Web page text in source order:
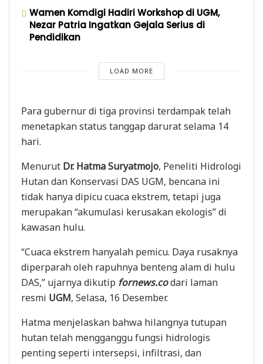
Wamen Komdigi Hadiri Workshop di UGM,
Nezar Patria Ingatkan Gejala Serius di
Pendidikan
LOAD MORE
Para gubernur di tiga provinsi terdampak telah
menetapkan status tanggap darurat selama 14
hari.
Menurut Dr. Hatma Suryatmojo, Peneliti Hidrologi
Hutan dan Konservasi DAS UGM, bencana ini
tidak hanya dipicu cuaca ekstrem, tetapi juga
merupakan “akumulasi kerusakan ekologis” di
kawasan hulu.
“Cuaca ekstrem hanyalah pemicu. Daya rusaknya
diperparah oleh rapuhnya benteng alam di hulu
DAS,” ujarnya dikutip fornews.codari laman
resmi UGM, Selasa, 16 Desember.
Hatma menjelaskan bahwa hilangnya tutupan
hutan telah mengganggu fungsi hidrologis
penting seperti intersepsi, infiltrasi, dan